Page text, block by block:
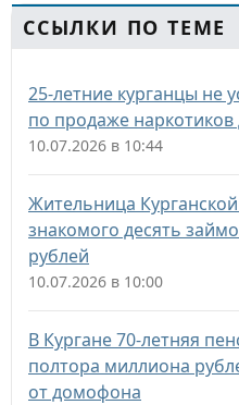
ССЫЛКИ ПО ТЕМЕ
25-летние курганцы не
по продаже
10.07.2026 в 10:44
Жительница
знакомого десять
рублей
10.07.2026 в 10:00
В Кургане 70-летняя
полтора миллиона
от домофона